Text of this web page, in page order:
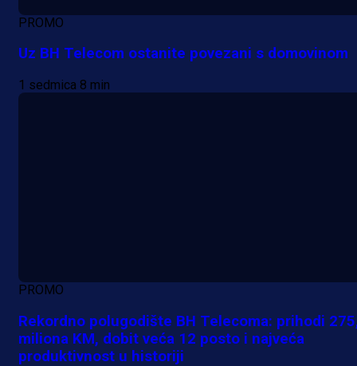
PROMO
Uz BH Telecom ostanite povezani s domovinom
1 sedmica 8 min
PROMO
Rekordno polugodište BH Telecoma: prihodi
miliona KM, dobit veća 12 posto i najveća
produktivnost u historiji